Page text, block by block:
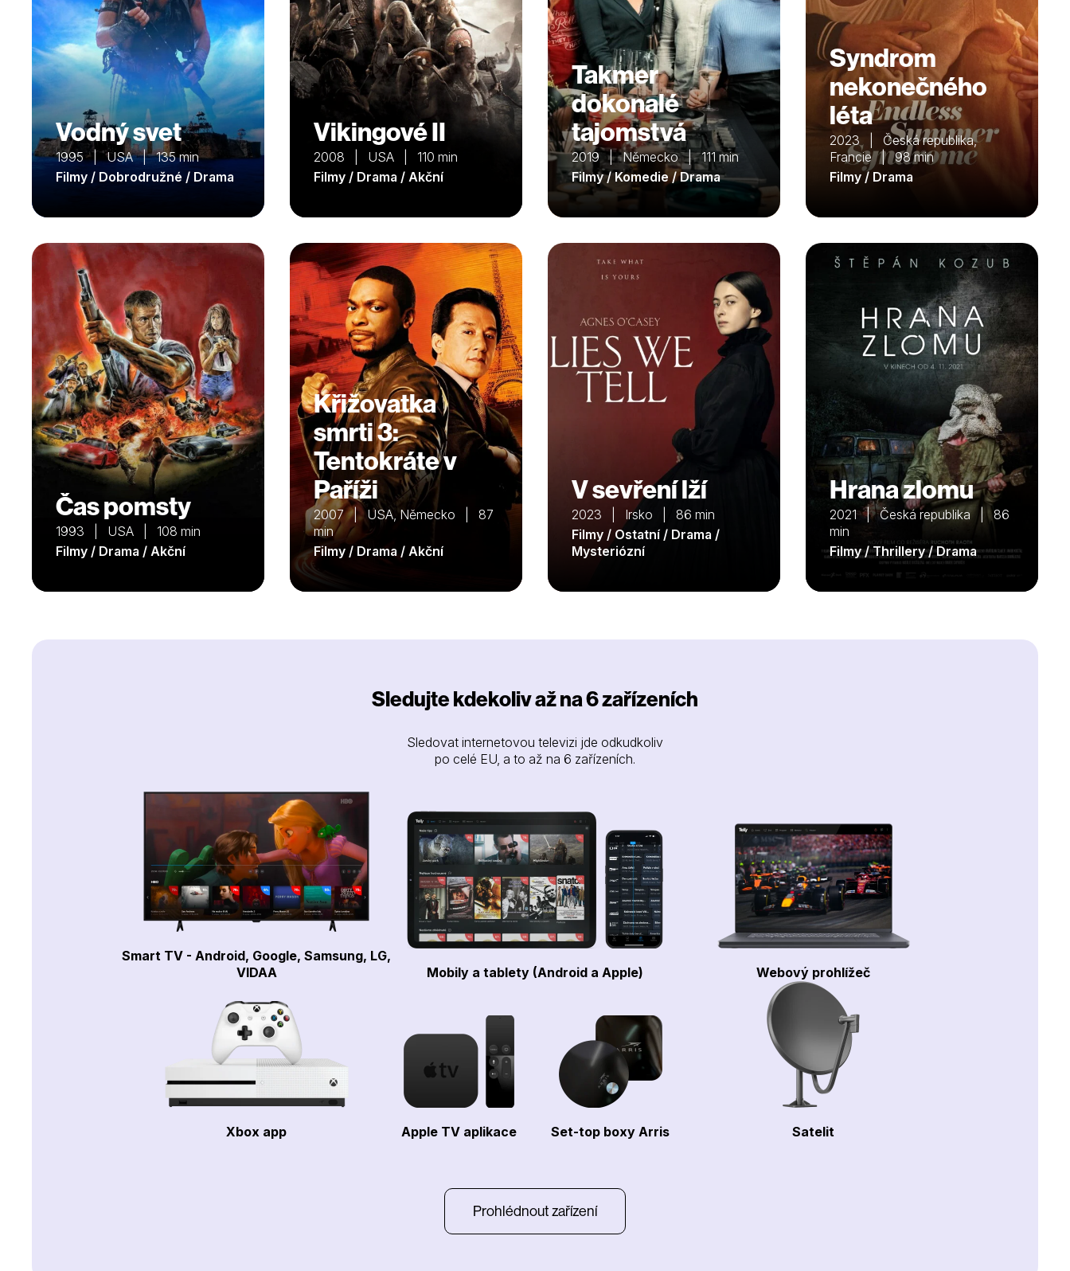
Vodný svet
1995 | USA | 135 min
Filmy / Dobrodružné / Drama
Vikingové II
2008 | USA | 110 min
Filmy / Drama / Akční
Takmer
dokonalé
tajomstvá
2019 | Německo | 111 min
Filmy / Komedie / Drama
Syndrom
nekonečného
léta
2023 | Česká republika,
Francie | 98 min
Filmy / Drama
Čas pomsty
1993 | USA | 108 min
Filmy / Drama / Akční
Křižovatka
smrti 3:
Tentokráte v
Paříži
2007 | USA, Německo | 87
min
Filmy / Drama / Akční
V sevření lží
2023 | Irsko | 86 min
Filmy / Ostatní / Drama /
Mysteriózní
Hrana zlomu
2021 | Česká republika | 86
min
Filmy / Thrillery / Drama
Sledujte kdekoliv až na 6 zařízeních
Sledovat internetovou televizi jde odkudkoliv
po celé EU, a to až na 6 zařízeních.
Smart TV - Android, Google, Samsung, LG,
VIDAA
Mobily a tablety (Android a Apple) Webový prohlížeč
Xbox app Apple TV aplikace Set-top boxy Arris Satelit
Prohlédnout zařízení